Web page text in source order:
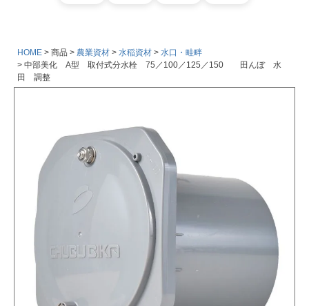
HOME 商品 農業資材 水稲資材
水口・畦畔
中部美化 A型 取付式分水栓 75／100／125／150 田んぼ 水
田 調整